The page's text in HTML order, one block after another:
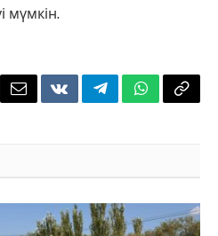
мүмкін.
EmailVKontakteTelegramWhatsApp
Copy